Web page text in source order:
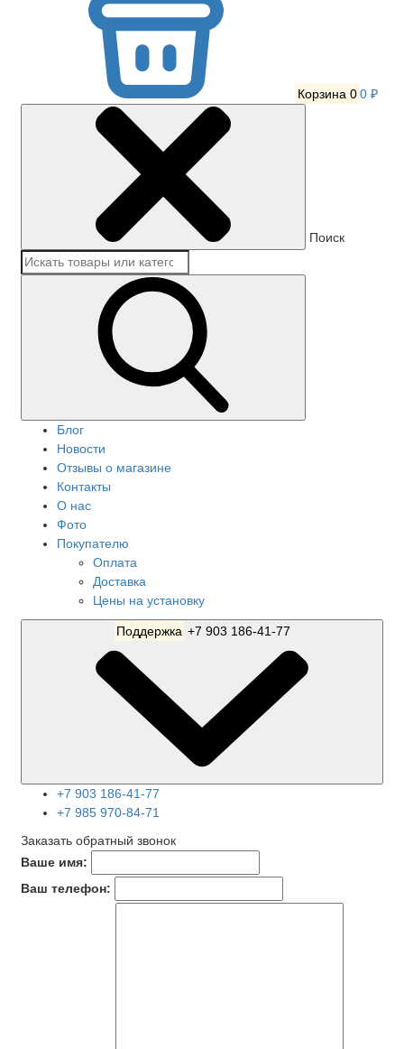
Корзина 00 ₽
Поиск
Блог
Новости
Отзывы о магазине
Контакты
О нас
Фото
Покупателю
Оплата
Доставка
Цены на установку
Поддержка
+7 903 186-41-77
+7 985 970-84-71
Заказать обратный звонок
Ваше имя:
Ваш телефон: